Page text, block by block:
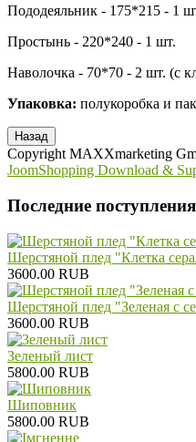
Пододеяльник - 175*215 - 1
Простынь - 220*240 - 1 шт.
Наволочка - 70*70 - 2 шт. (с
Упаковка: полукоробка и
Copyright MAXXmarketing
JoomShopping Download &
Последние поступления
Шерстяной плед "Клетка
3600.00 RUB
Шерстяной плед "Зеленая с
3600.00 RUB
Зеленый лист
5800.00 RUB
Шиповник
5800.00 RUB